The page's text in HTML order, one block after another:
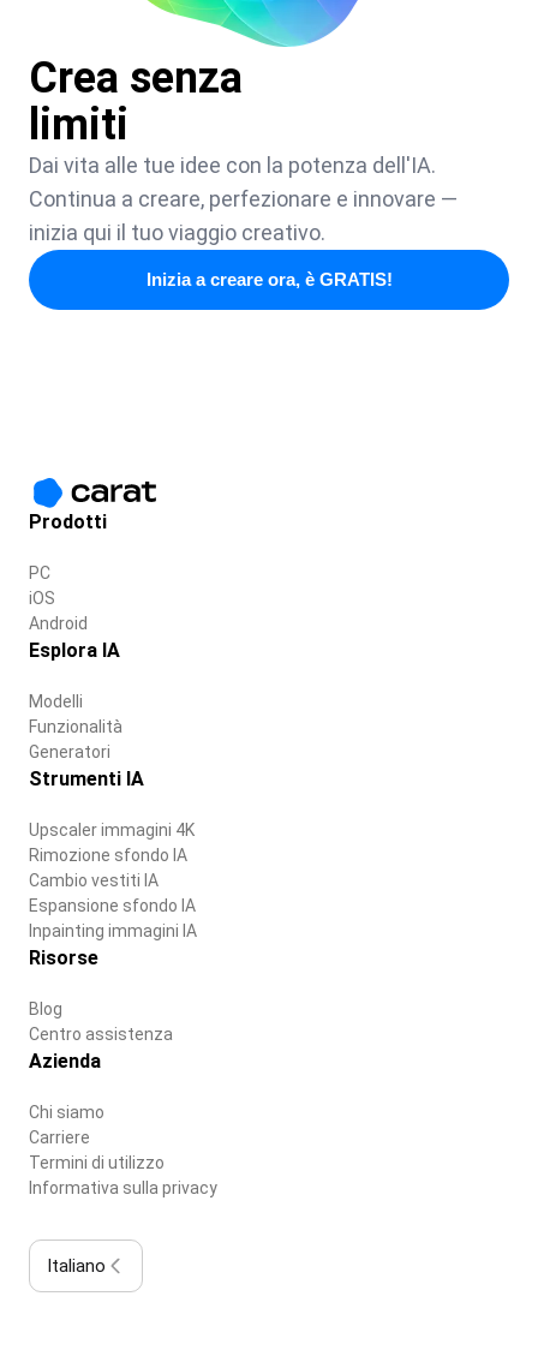
Crea senza
limiti
Dai vita alle tue idee con la potenza dell'IA.
Continua a creare, perfezionare e innovare —
inizia qui il tuo viaggio creativo.
Inizia a creare ora, è GRATIS!
Prodotti
PC
iOS
Android
Esplora IA
Modelli
Funzionalità
Generatori
Strumenti IA
Upscaler immagini 4K
Rimozione sfondo IA
Cambio vestiti IA
Espansione sfondo IA
Inpainting immagini IA
Risorse
Blog
Centro assistenza
Azienda
Chi siamo
Carriere
Termini di utilizzo
Informativa sulla privacy
Italiano